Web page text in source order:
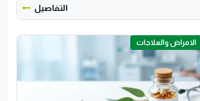
التفاصيل
الامراض والعلاجات